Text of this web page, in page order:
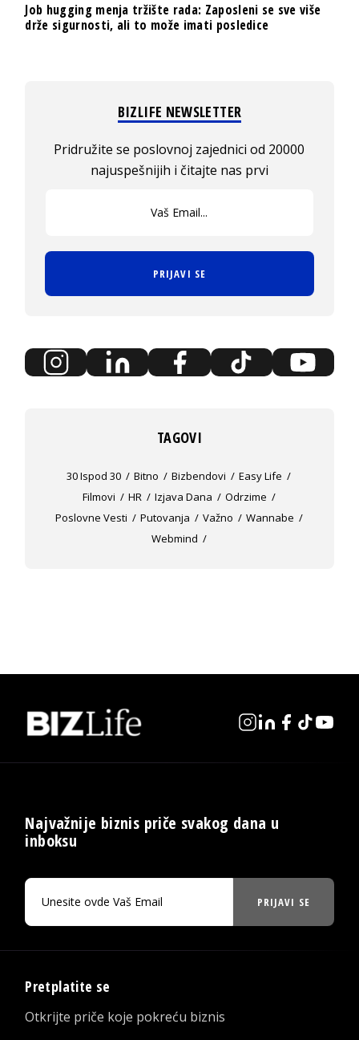
Job hugging menja tržište rada: Zaposleni se sve više
drže sigurnosti, ali to može imati posledice
BIZLIFE NEWSLETTER
Pridružite se poslovnoj zajednici od 20000
najuspešnijih i čitajte nas prvi
PRIJAVI SE
TAGOVI
30 Ispod 30 Bitno Bizbendovi
Easy Life
Filmovi
HR Izjava Dana
Odrzime
Poslovne Vesti
Putovanja Važno
Wannabe
Webmind
Najvažnije biznis priče svakog dana u
inboksu
PRIJAVI SE
Pretplatite se
Otkrijte priče koje pokreću biznis